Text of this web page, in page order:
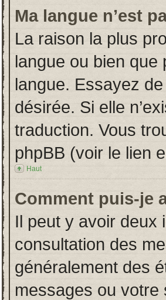
Ma langue n’est
La raison la plus
langue ou bien que
langue. Essayez
désirée. Si elle
traduction. Vous
phpBB (voir le lien
Haut
Comment puis-je
Il peut y avoir deux
consultation des
généralement des
messages ou votre